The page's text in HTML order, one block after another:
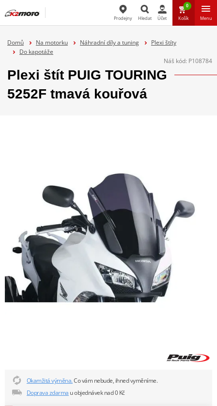
Prodejny Hledat Účet
0
Košík Menu
Domů Na motorku Náhradní díly a tuning
Plexi štíty
Do kapotáže
Náš kód: P108784
Plexi štít PUIG TOURING
5252F tmavá kouřová
Okamžitá výměna.Co vám nebude, ihned vyměníme.
Doprava zdarma u objednávek nad 0 Kč